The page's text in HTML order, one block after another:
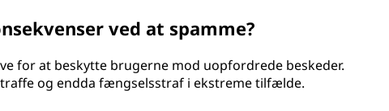
ved at spamme?
for at beskytte brugerne mod uopfordrede beskeder.
og endda fængselsstraf i ekstreme tilfælde.